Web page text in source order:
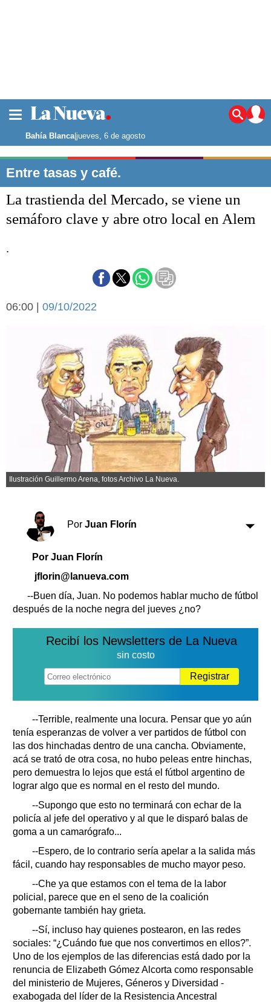
Noticias
La ciudad
Punta Alta
El mundo
Seguridad
Básquetbol
Cines
Economía y campo
Economía y finanzas
Con el campo
Espacio empresas
Sociedad y tiempo
Sociedad
Tecnología
Turismo
Salud
Es viral
Cartón Lleno
Fúnebres
Suplementos
Servicios
Farmacias
Transportes
Datos Útiles
Bahía Blanca|jueves, 6 de agosto
Entre tasas y café.
La trastienda del Mercado, se viene un
semáforo clave y abre otro local en Alem
.
06:00 | 09/10/2022
Ilustración Guillermo Arena, fotos Archivo La Nueva.
Por Juan Florín
Por Juan Florín
jflorin@lanueva.com
--Buen día, Juan. No podemos hablar mucho de fútbol
después de la noche negra del jueves ¿no?
Recibí los Newsletters de La Nueva
sin costo
Registrar
--Terrible, realmente una locura. Pensar que yo aún
tenía esperanzas de volver a ver partidos de fútbol con
las dos hinchadas dentro de una cancha. Obviamente,
acá se trató de otra cosa, no hubo peleas entre hinchas,
pero demuestra lo lejos que está el fútbol argentino de
lograr algo que es normal en el resto del mundo.
--Supongo que esto no terminará con echar de la
policía al jefe del operativo y al que le disparó balas de
goma a un camarógrafo...
--Espero, de lo contrario sería apelar a la salida más
fácil, cuando hay responsables de mucho mayor peso.
--Che ya que estamos con el tema de la labor
policial, parece que en el seno de la coalición
gobernante también hay grieta.
--Sí, incluso hay quienes postearon, en las redes
sociales: “¿Cuándo fue que nos convertimos en ellos?”.
Uno de los ejemplos de las diferencias está dado por la
renuncia de Elizabeth Gómez Alcorta como responsable
del ministerio de Mujeres, Géneros y Diversidad -
exabogada del líder de la Resistencia Ancestral